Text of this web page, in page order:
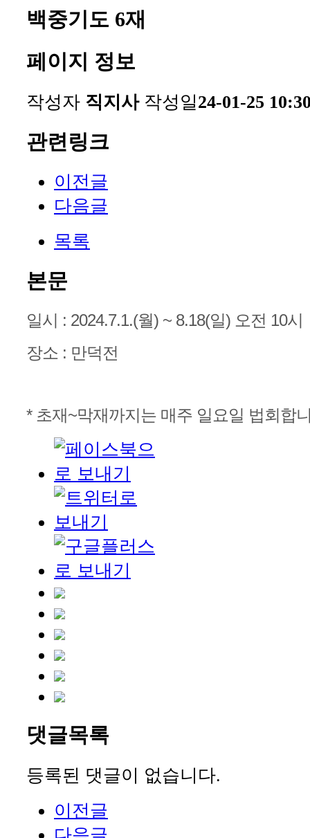
백중기도 6재
페이지 정보
작성자 직지사 작성일24-01-25
관련링크
이전글
다음글
목록
본문
일시 : 2024.7.1.(월) ~ 8.18(일) 오전 10시
장소 : 만덕전
* 초재~막재까지는 매주 일요일 법회합
댓글목록
등록된 댓글이 없습니다.
이전글